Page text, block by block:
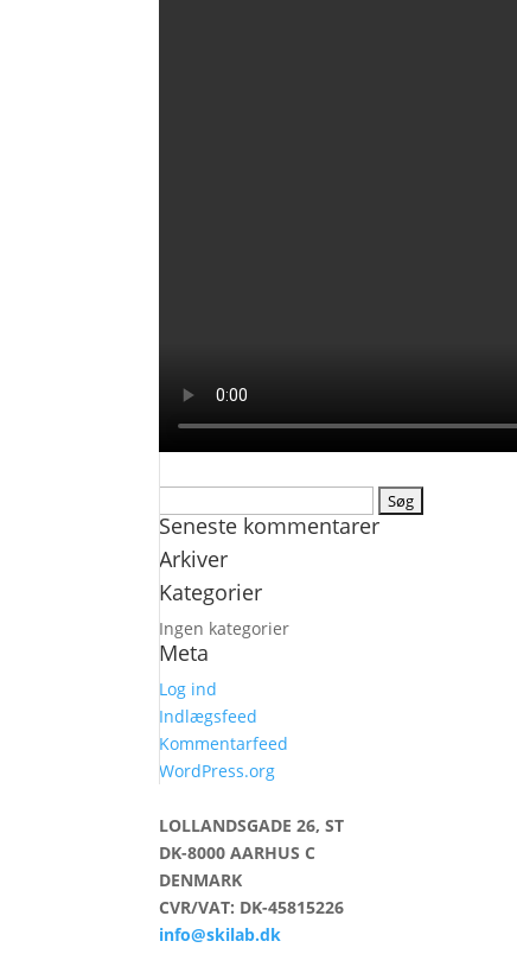
efter:
Seneste kommentarer
Arkiver
Kategorier
Ingen kategorier
Meta
Log ind
Indlægsfeed
Kommentarfeed
WordPress.org
LOLLANDSGADE 26, ST
DK-8000 AARHUS C
DENMARK
CVR/VAT: DK-45815226
info@skilab.dk